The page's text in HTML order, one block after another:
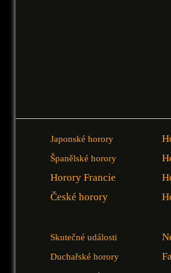
Japonské horory
Španělské horory
Horory Francie
České horory
Skutečné události
Duchařské horory